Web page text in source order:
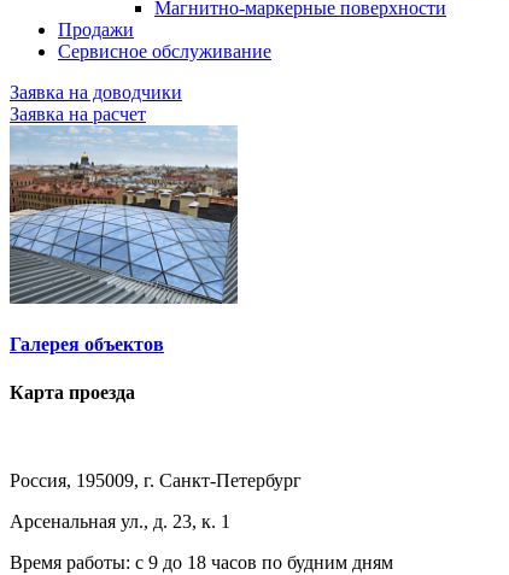
Магнитно-маркерные поверхности
Продажи
Сервисное обслуживание
Заявка на доводчики
Заявка на расчет
Галерея объектов
Карта проезда
Россия, 195009, г. Санкт-Петербург
Арсенальная ул., д. 23, к. 1
Время работы: с 9 до 18 часов по будним дням